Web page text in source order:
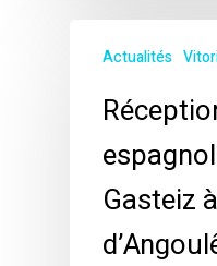
Actualités
Gasteiz